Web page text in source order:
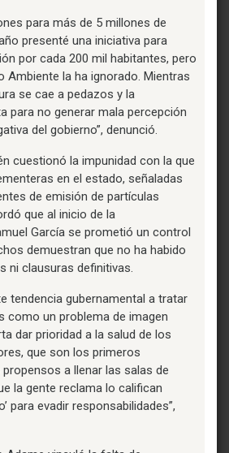
para más de 5 millones de
presenté una iniciativa para
por cada 200 mil habitantes, pero
Ambiente la ha ignorado. Mientras
se cae a pedazos y la
para no generar mala percepción
del gobierno”, denunció.
cuestionó la impunidad con la que
en el estado, señaladas
de emisión de partículas
que al inicio de la
García se prometió un control
demuestran que no ha habido
ni clausuras definitivas.
tendencia gubernamental a tratar
como un problema de imagen
dar prioridad a la salud de los
que son los primeros
a llenar las salas de
la gente reclama lo califican
para evadir responsabilidades”,